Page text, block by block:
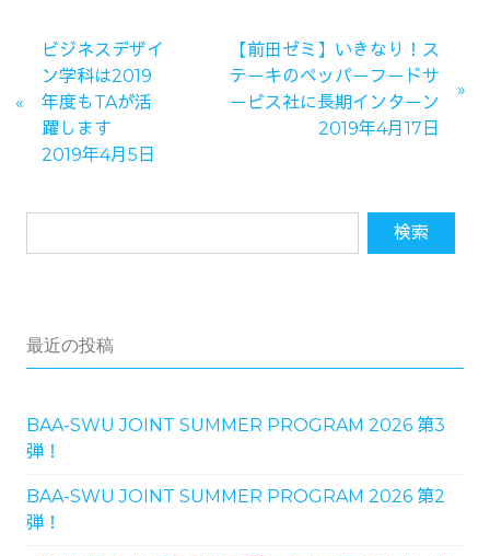
ビジネスデザイ
ン学科は2019
年度もTAが活
躍します
2019年4月5日
【前田ゼミ】いきなり！ス
テーキのペッパーフードサ
ービス社に長期インターン
2019年4月17日
最近の投稿
BAA-SWU JOINT SUMMER PROGRAM 2026 第3
弾！
BAA-SWU JOINT SUMMER PROGRAM 2026 第2
弾！